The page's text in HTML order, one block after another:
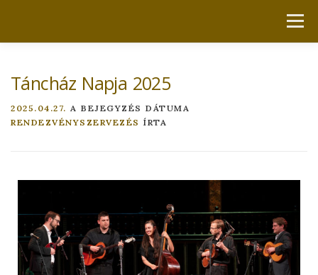
Menü
LEHETŐSÉGEK DOKUMENTUMOK
Táncház Napja 2025
2025.04.27. A BEJEGYZÉS DÁTUMA
RENDEZVÉNYSZERVEZÉS ÍRTA